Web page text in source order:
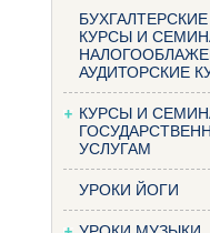
КУРСЫ И
АУДИТОРСКИЕ
КУРСЫ И
УСЛУГАМ
УРОКИ ЙОГИ